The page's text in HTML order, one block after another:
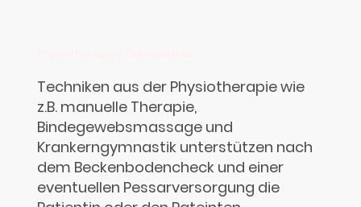
Techniken aus der Physiotherapie wie
z.B. manuelle Therapie,
Bindegewebsmassage und
Krankerngymnastik unterstützen nach
dem Beckenbodencheck und einer
eventuellen Pessarversorgung die